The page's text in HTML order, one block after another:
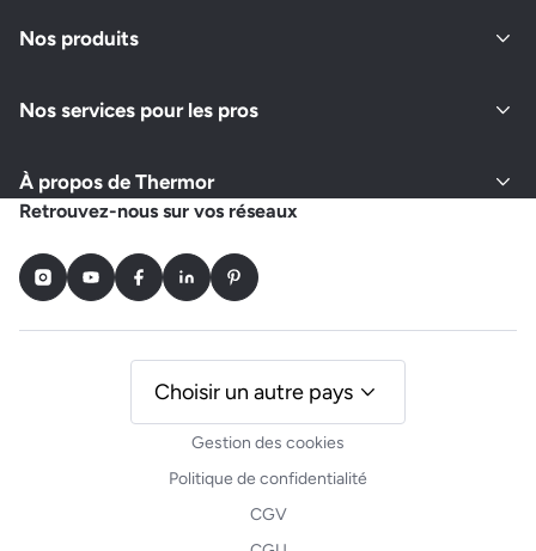
Nos produits
Nos services pour les pros
À propos de Thermor
Retrouvez-nous sur vos réseaux
InstagramYoutubeFacebookLinkedInPinterest
Gestion des cookies
Politique de confidentialité
CGV
Choisir un autre pays